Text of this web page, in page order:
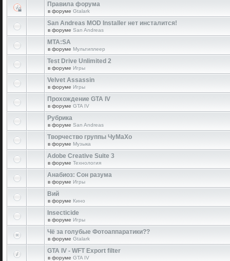
Правила форума
в форуме Gtalark
San Andreas MOD Installer нет инсталится!
в форуме San Andreas
MTA:SA
в форуме Мультиплеер
Test Drive Unlimited 2
в форуме Игры
Velvet Assassin
в форуме Игры
Прохождение GTA IV
в форуме GTA IV
Рубрика
в форуме San Andreas
Творчество группы ЧуМаХо
в форуме Музыка
Adobe Creative Suite 3
в форуме Технология
Анабиоз: Сон разума
в форуме Игры
Вий
в форуме Кино
Insecticide
в форуме Игры
Чё за голубые Фотоаппаратики??
в форуме Gtalark
GTA IV - WFT Export filter
в форуме GTA IV